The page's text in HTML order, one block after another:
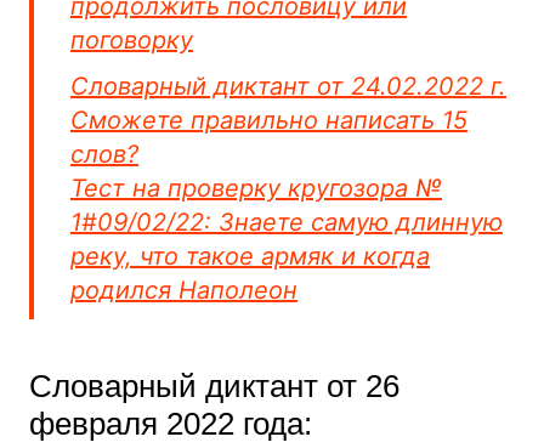
поговорку
Словарный диктант от 24.02.2022 г.
Сможете правильно написать 15
слов?
Тест на проверку кругозора №
1#09/02/22: Знаете самую длинную
реку, что такое армяк и когда
родился Наполеон
Словарный диктант от 26
февраля 2022 года: